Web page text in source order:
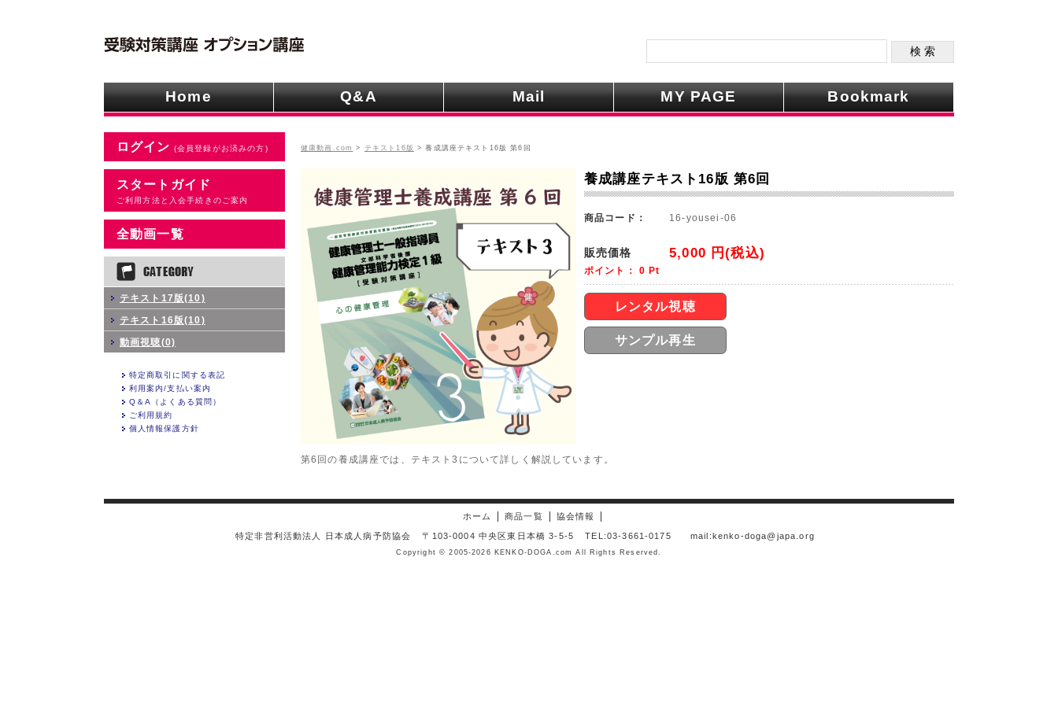
Home Q&A Mail MY PAGE Bookmark
ログイン (会員登録がお済みの方)
スタートガイド
ご利用方法と入会手続きのご案内
全動画一覧
テキスト17版(10)
テキスト16版(10)
動画視聴(0)
特定商取引に関する表記
利用案内/支払い案内
Q＆A（よくある質問）
ご利用規約
個人情報保護方針
健康動画.com > テキスト16版 > 養成講座テキスト16版 第6回
養成講座テキスト16版 第6回
商品コード： 16-yousei-06
販売価格 5,000 円(税込)
ポイント： 0 Pt
レンタル視聴
サンプル再生
第6回の養成講座では、テキスト3について詳しく解説しています。
ホーム 商品一覧 協会情報
特定非営利活動法人 日本成人病予防協会 〒103-0004 中央区東日本橋 3-5-5 TEL:03-3661-0175 mail:kenko-doga@japa.org
Copyright © 2005-2026 KENKO-DOGA.com All Rights Reserved.